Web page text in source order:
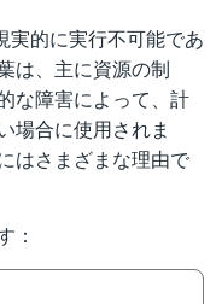
実的に実行不可能であ
は、主に資源の制
な障害によって、計
場合に使用されま
はさまざまな理由で
：